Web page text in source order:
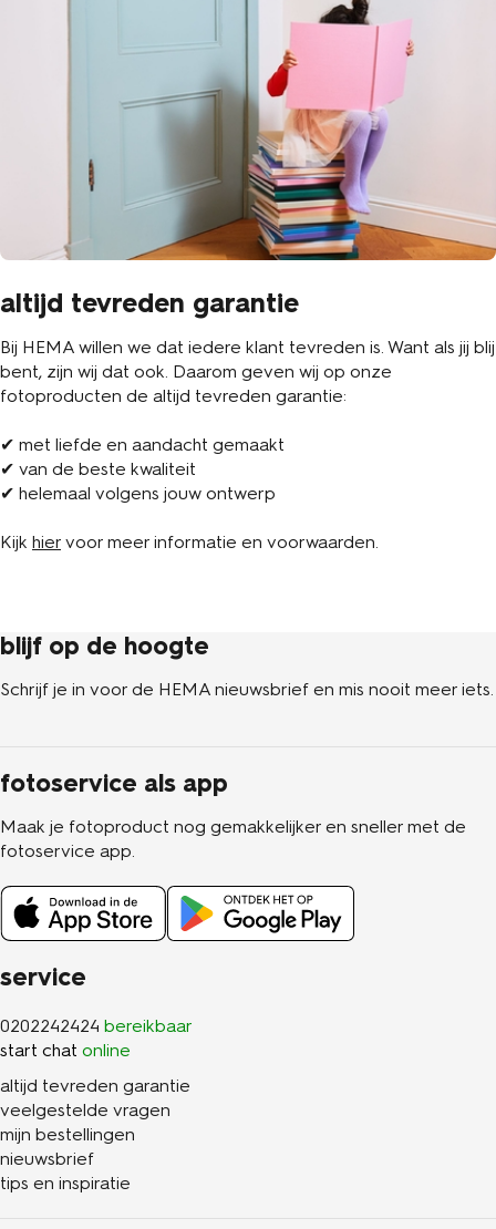
altijd tevreden garantie
Bij HEMA willen we dat iedere klant tevreden is. Want als jij blij
bent, zijn wij dat ook. Daarom geven wij op onze
fotoproducten de altijd tevreden garantie:
✔ met liefde en aandacht gemaakt
✔ van de beste kwaliteit
✔ helemaal volgens jouw ontwerp
Kijk hier voor meer informatie en voorwaarden.
service
0202242424 bereikbaar
start chat online
altijd tevreden garantie
veelgestelde vragen
mijn bestellingen
nieuwsbrief
tips en inspiratie
blijf op de hoogte
Schrijf je in voor de HEMA nieuwsbrief en mis nooit meer iets.
fotoservice als app
Maak je fotoproduct nog gemakkelijker en sneller met de
fotoservice app.